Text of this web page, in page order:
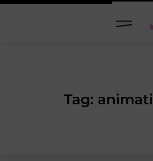
Tag: